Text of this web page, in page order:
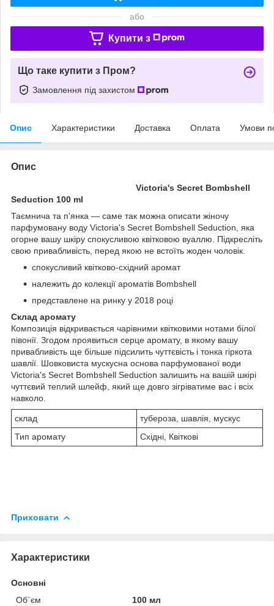
або
Купити з
Що таке купити з Пром?
Замовлення під захистом
Опис Характеристики Доставка Оплата Умови
Опис
Victoria's Secret Bombshell
Seduction 100 ml
Таємнича та п'янка — саме так можна описати жіночу
парфумовану воду Victoria's Secret Bombshell Seduction, яка
огорне вашу шкіру спокусливою квітковою вуаллю. Підкресліть
свою привабливість, перед якою не встоїть жоден чоловік.
спокусливий квітково-східний аромат
належить до колекції ароматів Bombshell
представлене на ринку у 2018 році
Склад аромату
Композиція відкривається чарівними квітковими нотами білої
півонії. Згодом проявиться серце аромату, в якому вашу
привабливість ще більше підсилить чуттєвість і тонка гіркота
шавлії. Шовковиста мускусна основа парфумованої води
Victoria's Secret Bombshell Seduction залишить на вашій шкірі
чуттєвий теплий шлейф, який ще довго зігріватиме вас і всіх
навколо.
склад
тубероза, шавлія, мускус
Тип аромату
Східні, Квіткові
Приховати
Характеристики
Основні
Об`єм
100 мл